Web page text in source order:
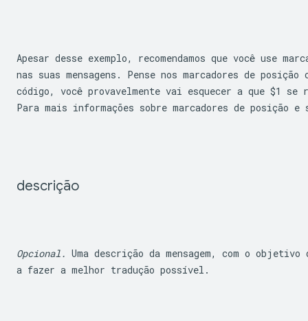
Apesar desse exemplo, recomendamos que você use
nas suas mensagens. Pense nos marcadores de
código, você provavelmente vai esquecer a que $1
se
Para mais informações sobre marcadores de
descrição
Opcional. Uma descrição da mensagem, com o
a fazer a melhor tradução possível.